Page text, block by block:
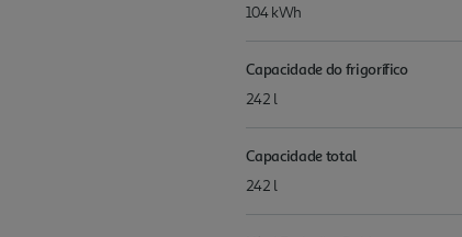
104 kWh
Capacidade do frigorífico
242 l
Capacidade total
242 l